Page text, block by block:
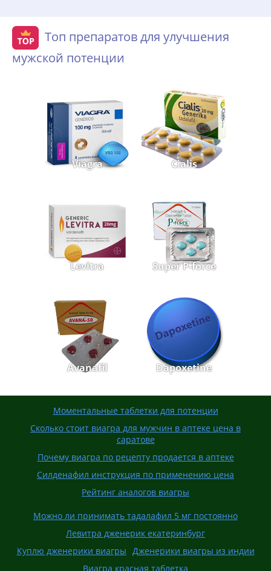
Топ препаратов для улучшения
мужской потенции
Viagra Cialis
Levitra Super P-force
Avanafil Dapoxetine
Моментальные таблетки для потенции
Сколько стоит виагра для мужчин в аптеке цена в
саратове
Почему виагра по рецепту продается в аптеке
Силденафил инструкция по применению цена
Рейтинг аналогов виагры
Можно ли принимать тадалафил 5 мг постоянно
Левитра дженерик екатеринбург
Куплю дженерики виагры Дженерики виагры из индии
Виагра красная таблетка